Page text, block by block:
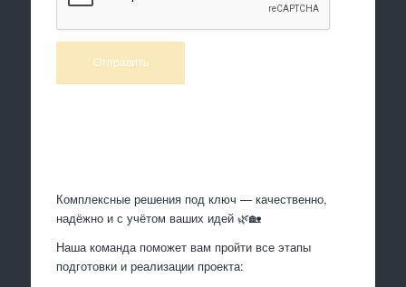
Комплексные решения под ключ — качественно,
надёжно и с учётом ваших идей 🌿🏡
Наша команда поможет вам пройти все этапы
подготовки и реализации проекта: